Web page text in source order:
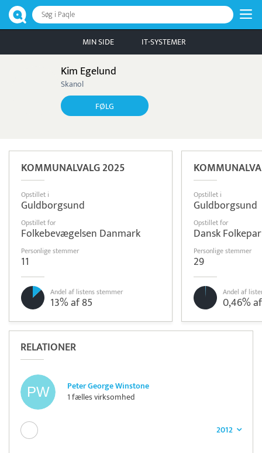
Søg i Paqle
MIN SIDE IT-SYSTEMER
Kim Egelund
Skanol
FØLG
KOMMUNALVALG 2025
Opstillet i
Guldborgsund
Opstillet for
Folkebevægelsen Danmark
Personlige stemmer
11
Andel af listens stemmer
13% af 85
Opstillet i
Guldborgsund
Opstillet for
Dansk
Personlige stemmer
29
Andel af
0,46%
RELATIONER
Peter George Winstone
1 fælles virksomhed
2012